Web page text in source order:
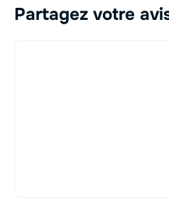
Partagez votre